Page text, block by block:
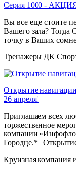
Серия 1000 -
Вы все еще стоите
Вашего зала?
точку в Ваших
Тренажеры ДК
Открытие
26 апреля!
Приглашаем всех
торжественное
компании
Городце.*
Круизная компания